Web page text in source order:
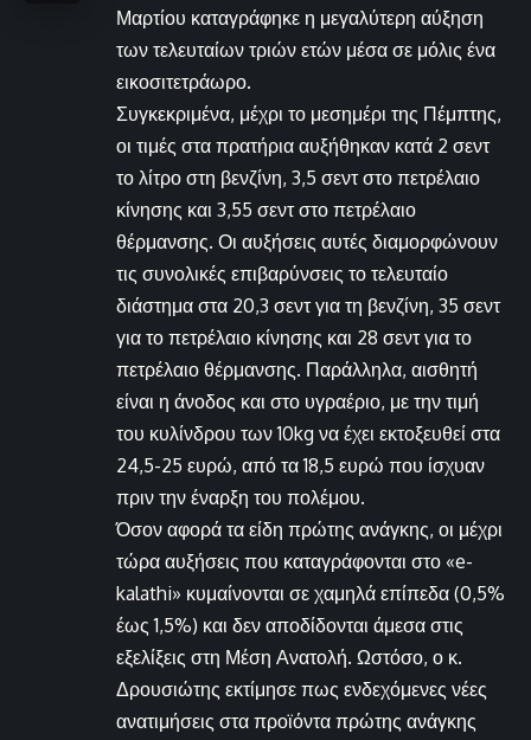
Μαρτίου καταγράφηκε η μεγαλύτερη αύξηση
των τελευταίων τριών ετών μέσα σε μόλις ένα
εικοσιτετράωρο.
Συγκεκριμένα, μέχρι το μεσημέρι της Πέμπτης,
οι τιμές στα πρατήρια αυξήθηκαν κατά 2 σεντ
το λίτρο στη βενζίνη, 3,5 σεντ στο πετρέλαιο
κίνησης και 3,55 σεντ στο πετρέλαιο
θέρμανσης. Οι αυξήσεις αυτές διαμορφώνουν
τις συνολικές επιβαρύνσεις το τελευταίο
διάστημα στα 20,3 σεντ για τη βενζίνη, 35 σεντ
για το πετρέλαιο κίνησης και 28 σεντ για το
πετρέλαιο θέρμανσης. Παράλληλα, αισθητή
είναι η άνοδος και στο υγραέριο, με την τιμή
του κυλίνδρου των 10kg να έχει εκτοξευθεί στα
24,5-25 ευρώ, από τα 18,5 ευρώ που ίσχυαν
πριν την έναρξη του πολέμου.
Όσον αφορά τα είδη πρώτης ανάγκης, οι μέχρι
τώρα αυξήσεις που καταγράφονται στο «e-
kalathi» κυμαίνονται σε χαμηλά επίπεδα (0,5%
έως 1,5%) και δεν αποδίδονται άμεσα στις
εξελίξεις στη Μέση Ανατολή. Ωστόσο, ο κ.
Δρουσιώτης εκτίμησε πως ενδεχόμενες νέες
ανατιμήσεις στα προϊόντα πρώτης ανάγκης